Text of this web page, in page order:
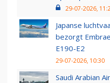
29-07-2026,
Japanse
bezorgt
E190-E2
29-07-2026, 10:30
Saudi Arabian